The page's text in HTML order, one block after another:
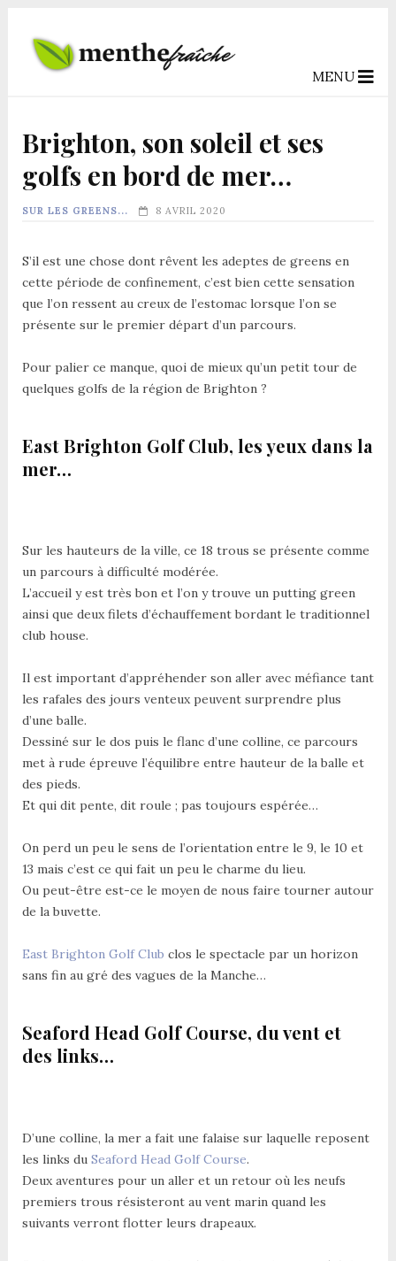
MENU
Brighton, son soleil et ses
golfs en bord de mer…
SUR LES GREENS... 8 AVRIL 2020
S’il est une chose dont rêvent les adeptes de greens en
cette période de confinement, c’est bien cette sensation
que l’on ressent au creux de l’estomac lorsque l’on se
présente sur le premier départ d’un parcours.
Pour palier ce manque, quoi de mieux qu’un petit tour de
quelques golfs de la région de Brighton ?
East Brighton Golf Club, les yeux dans la
mer…
Sur les hauteurs de la ville, ce 18 trous se présente comme
un parcours à difficulté modérée.
L’accueil y est très bon et l’on y trouve un putting green
ainsi que deux filets d’échauffement bordant le traditionnel
club house.
Il est important d’appréhender son aller avec méfiance tant
les rafales des jours venteux peuvent surprendre plus
d’une balle.
Dessiné sur le dos puis le flanc d’une colline, ce parcours
met à rude épreuve l’équilibre entre hauteur de la balle et
des pieds.
Et qui dit pente, dit roule ; pas toujours espérée…
On perd un peu le sens de l’orientation entre le 9, le 10 et
13 mais c’est ce qui fait un peu le charme du lieu.
Ou peut-être est-ce le moyen de nous faire tourner autour
de la buvette.
East Brighton Golf Club clos le spectacle par un horizon
sans fin au gré des vagues de la Manche…
Seaford Head Golf Course, du vent et
des links…
D’une colline, la mer a fait une falaise sur laquelle reposent
les links du Seaford Head Golf Course.
Deux aventures pour un aller et un retour où les neufs
premiers trous résisteront au vent marin quand les
suivants verront flotter leurs drapeaux.